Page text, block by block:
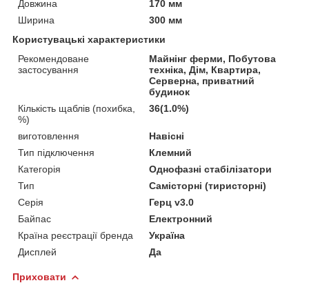
Довжина
170 мм
Ширина
300 мм
Користувацькі характеристики
Рекомендоване
застосування
Майнінг ферми, Побутова
техніка, Дім, Квартира,
Серверна, приватний
будинок
Кількість щаблів (похибка,
%)
36(1.0%)
виготовлення
Навісні
Тип підключення
Клемний
Категорія
Однофазні стабілізатори
Тип
Самісторні (тиристорні)
Серія
Герц v3.0
Байпас
Електронний
Країна реєстрації бренда
Україна
Дисплей
Да
Приховати